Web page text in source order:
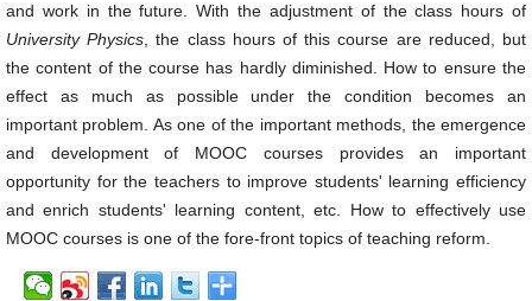
and work in the future. With the adjustment of the class hours of
University Physics , the class hours of this course are reduced, but
the content of the course has hardly diminished. How to ensure the
effect as much as possible under the condition becomes an
important problem. As one of the important methods, the emergence
and development of MOOC courses provides an important
opportunity for the teachers to improve students' learning efficiency
and enrich students' learning content, etc. How to effectively use
MOOC courses is one of the fore-front topics of teaching reform.